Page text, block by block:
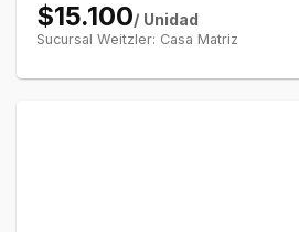
$15.100/ Unidad
Sucursal Weitzler: Casa Matriz